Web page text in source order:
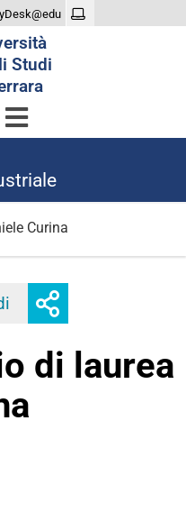
Studi
Curina
Facebook
opzioni
di
di laurea